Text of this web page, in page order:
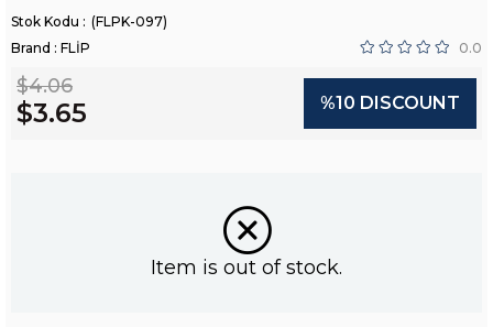
(FLPK-097)
Brand : FLİP 0.0
$4.06
$3.65 %10 DISCOUNT
Item is out of stock.